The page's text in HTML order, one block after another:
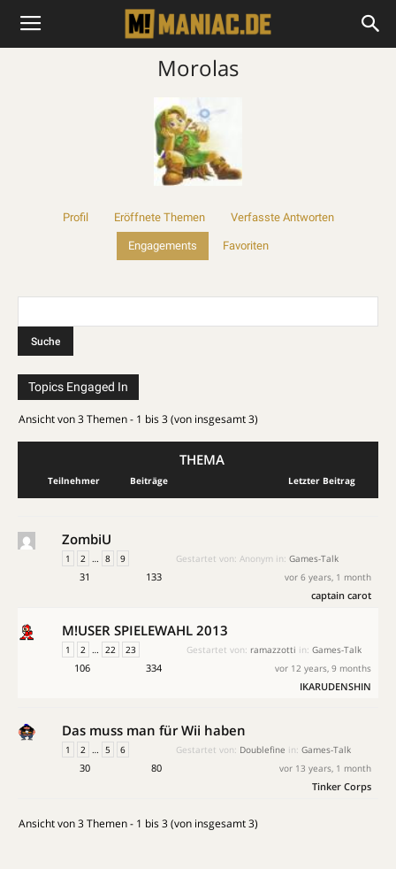
Morolas
Profil Eröffnete Themen Verfasste Antworten
Engagements Favoriten
Topics Engaged In
Ansicht von 3 Themen - 1 bis 3 (von insgesamt 3)
THEMA
Teilnehmer Beiträge Letzter Beitrag
ZombiU
1 2 … 8 9 Gestartet von: Anonym in: Games-Talk
31 133 vor 6 years, 1 month
captain carot
M!USER SPIELEWAHL 2013
1 2 … 22 23 Gestartet von: ramazzotti in: Games-Talk
106 334 vor 12 years, 9 months
IKARUDENSHIN
Das muss man für Wii haben
1 2 … 5 6 Gestartet von: Doublefine in: Games-Talk
30 80 vor 13 years, 1 month
Tinker Corps
Ansicht von 3 Themen - 1 bis 3 (von insgesamt 3)